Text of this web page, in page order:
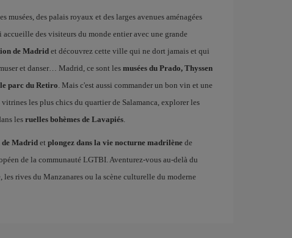
musées, des palais royaux et des larges avenues aménagées
des visiteurs du monde entier avec une grande
de Madridet découvrez cette ville qui ne dort jamais et qui
et danser… Madrid, ce sont lesmusées du Prado, Thyssen
parc du Retiro. Mais c'est aussi commander un bon vin et une
les plus chics du quartier de Salamanca, explorer les
lesruelles bohèmes de Lavapiés.
de Madridet plongez dans la vie nocturne madrilènede
de la communauté LGTBI. Aventurez-vous au-delà du
rives du Manzanares ou la scène culturelle du moderne